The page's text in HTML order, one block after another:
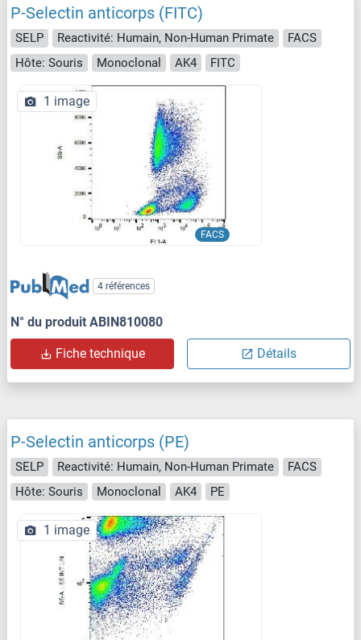
P-Selectin anticorps (FITC)
SELP Reactivité: Humain, Non-Human Primate
FACS
Hôte: Souris
Monoclonal AK4 FITC
FACS
1 image
4 références
N° du produit ABIN810080
Fiche technique Détails
P-Selectin anticorps (PE)
SELP Reactivité: Humain, Non-Human Primate
FACS
Hôte: Souris
Monoclonal AK4 PE
1 image